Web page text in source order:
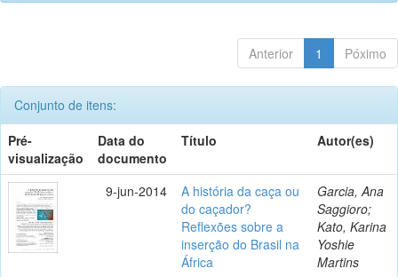
Anterior 1 Póximo
Conjunto de itens:
Pré-
visualização
Data do
documento
Título Autor(es)
9-jun-2014
A história da caça ou
do caçador?
Reflexões sobre a
inserção do Brasil na
África
Garcia, Ana
Saggioro;
Kato, Karina
Yoshie
Martins